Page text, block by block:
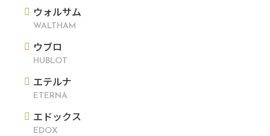
ウォルサム
WALTHAM
ウブロ
HUBLOT
エテルナ
ETERNA
エドックス
EDOX